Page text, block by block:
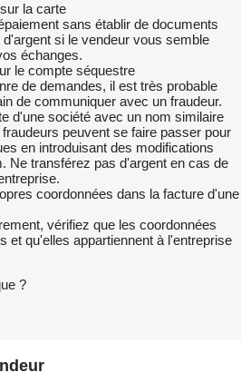
la carte
sans établir de documents
si le vendeur vous semble
échanges.
le compte séquestre
de demandes, il est très probable
de communiquer avec un fraudeur.
d'une société avec un nom similaire
peuvent se faire passer pour
en introduisant des modifications
Ne transférez pas d'argent en cas de
coordonnées dans la facture d'une
vérifiez que les coordonnées
et qu'elles appartiennent à l'entreprise
?